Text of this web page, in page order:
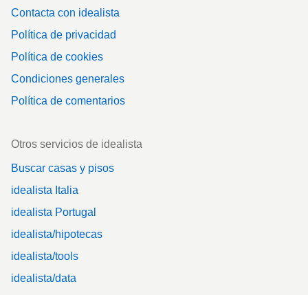
Contacta con idealista
Política de privacidad
Política de cookies
Condiciones generales
Política de comentarios
Otros servicios de idealista
Buscar casas y pisos
idealista Italia
idealista Portugal
idealista/hipotecas
idealista/tools
idealista/data